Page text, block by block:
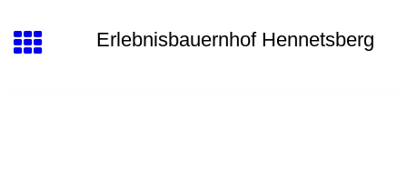
Erlebnisbauernhof Hennetsberg